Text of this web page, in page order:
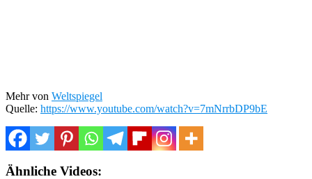
Mehr von Weltspiegel
Quelle: https://www.youtube.com/watch?v=7mNrrbDP9bE
Ähnliche Videos: